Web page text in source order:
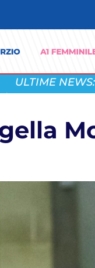
ULTIME NEWS: